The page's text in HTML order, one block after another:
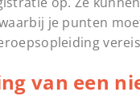
je punten
van een